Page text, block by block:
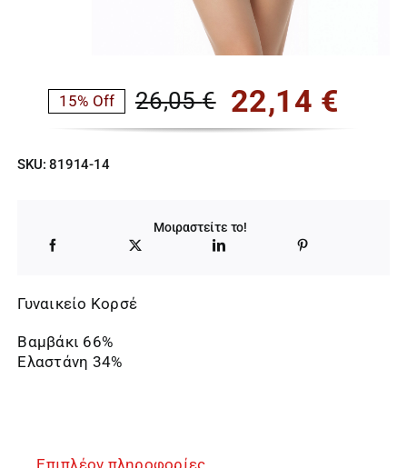
26,05€
Original
26,05 €.
22,14 €
Η
είναι:
22,14 €.
15% Off
SKU:81914-14
Μοιραστείτε το!
Γυναικείο Κορσέ
Βαμβάκι 66%
Ελαστάνη 34%
Επιπλέον πληροφορίες